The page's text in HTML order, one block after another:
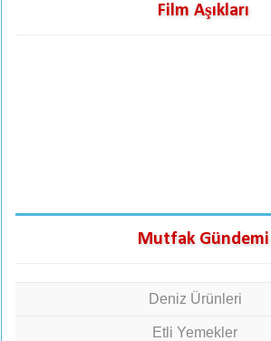
Film Aşıkları
Mutfak Gündemi
Deniz Ürünleri
Etli Yemekler